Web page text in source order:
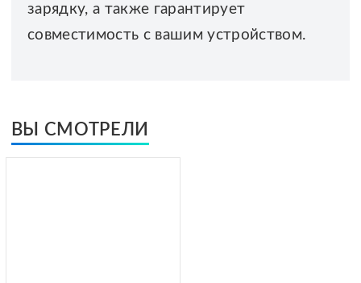
зарядку, а также гарантирует
совместимость с вашим устройством.
ВЫ СМОТРЕЛИ